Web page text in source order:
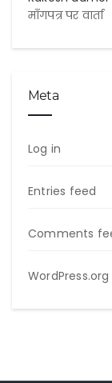
माँगपत्र पर वार्ता
Meta
Log in
Entries feed
Comments
WordPress.org